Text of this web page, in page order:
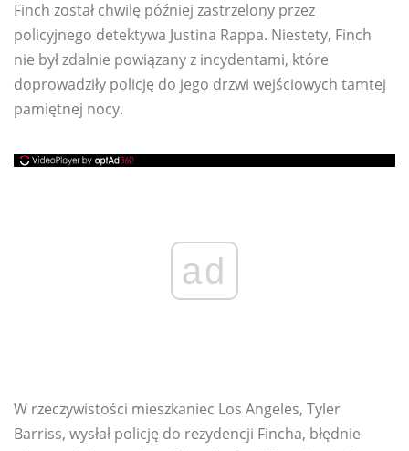
Finch został chwilę później zastrzelony przez
policyjnego detektywa Justina Rappa. Niestety, Finch
nie był zdalnie powiązany z incydentami, które
doprowadziły policję do jego drzwi wejściowych tamtej
pamiętnej nocy.
ad
W rzeczywistości mieszkaniec Los Angeles, Tyler
Barriss, wysłał policję do rezydencji Fincha, błędnie